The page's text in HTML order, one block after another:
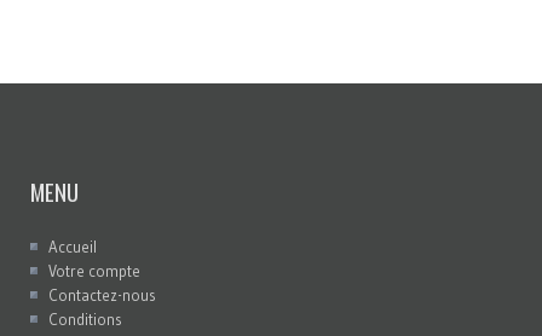
MENU
Accueil
Votre compte
Contactez-nous
Conditions